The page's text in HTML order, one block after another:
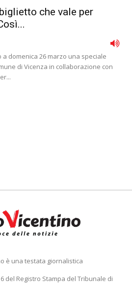
che vale per
domenica 26 marzo una speciale
di Vicenza in collaborazione con
è una testata giornalistica
del Registro Stampa del Tribunale di